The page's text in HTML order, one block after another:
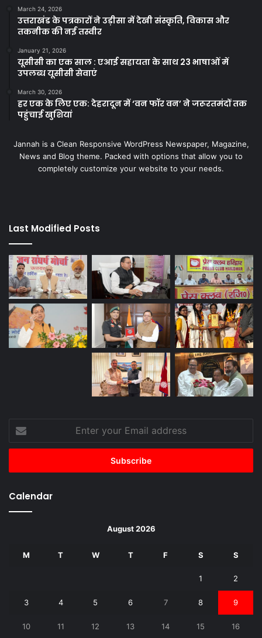
March 24, 2026
उत्तराखंड के पत्रकारों ने उड़ीसा में देखी संस्कृति, विकास और
तकनीक की नई तस्वीर
January 21, 2026
यूसीसी का एक साल : एआई सहायता के साथ 23 भाषाओं में
उपलब्ध यूसीसी सेवाएं
March 30, 2026
हर एक के लिए एक: देहरादून में ‘वन फॉर वन’ ने जरूरतमंदों तक
पहुंचाई खुशियां
Jannah is a Clean Responsive WordPress Newspaper, Magazine,
News and Blog theme. Packed with options that allow you to
completely customize your website to your needs.
Last Modified Posts
your
Email
Calendar
August 2026
M T W T F S S
1 2
3 4 5 6 7 8 9
10 11 12 13 14 15 16